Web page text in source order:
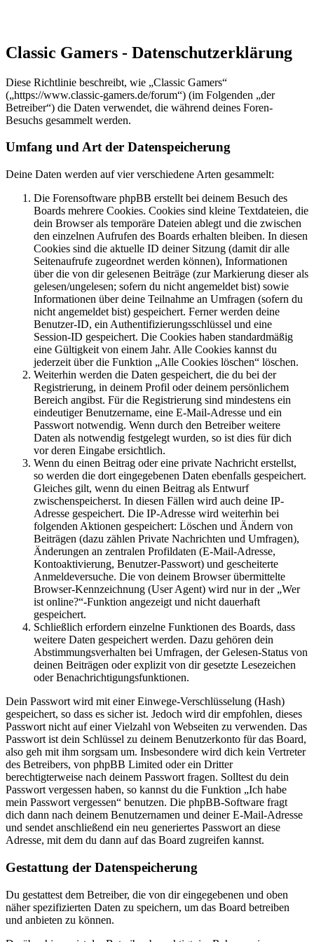
Classic Gamers - Datenschutzerklärung
Diese Richtlinie beschreibt, wie „Classic Gamers“
(„https://www.classic-gamers.de/forum“) (im Folgenden „der
Betreiber“) die Daten verwendet, die während deines Foren-
Besuchs gesammelt werden.
Umfang und Art der Datenspeicherung
Deine Daten werden auf vier verschiedene Arten gesammelt:
Die Forensoftware phpBB erstellt bei deinem Besuch des
Boards mehrere Cookies. Cookies sind kleine Textdateien, die
dein Browser als temporäre Dateien ablegt und die zwischen
den einzelnen Aufrufen des Boards erhalten bleiben. In diesen
Cookies sind die aktuelle ID deiner Sitzung (damit dir alle
Seitenaufrufe zugeordnet werden können), Informationen
über die von dir gelesenen Beiträge (zur Markierung dieser als
gelesen/ungelesen; sofern du nicht angemeldet bist) sowie
Informationen über deine Teilnahme an Umfragen (sofern du
nicht angemeldet bist) gespeichert. Ferner werden deine
Benutzer-ID, ein Authentifizierungsschlüssel und eine
Session-ID gespeichert. Die Cookies haben standardmäßig
eine Gültigkeit von einem Jahr. Alle Cookies kannst du
jederzeit über die Funktion „Alle Cookies löschen“ löschen.
Weiterhin werden die Daten gespeichert, die du bei der
Registrierung, in deinem Profil oder deinem persönlichem
Bereich angibst. Für die Registrierung sind mindestens ein
eindeutiger Benutzername, eine E-Mail-Adresse und ein
Passwort notwendig. Wenn durch den Betreiber weitere
Daten als notwendig festgelegt wurden, so ist dies für dich
vor deren Eingabe ersichtlich.
Wenn du einen Beitrag oder eine private Nachricht erstellst,
so werden die dort eingegebenen Daten ebenfalls gespeichert.
Gleiches gilt, wenn du einen Beitrag als Entwurf
zwischenspeicherst. In diesen Fällen wird auch deine IP-
Adresse gespeichert. Die IP-Adresse wird weiterhin bei
folgenden Aktionen gespeichert: Löschen und Ändern von
Beiträgen (dazu zählen Private Nachrichten und Umfragen),
Änderungen an zentralen Profildaten (E-Mail-Adresse,
Kontoaktivierung, Benutzer-Passwort) und gescheiterte
Anmeldeversuche. Die von deinem Browser übermittelte
Browser-Kennzeichnung (User Agent) wird nur in der „Wer
ist online?“-Funktion angezeigt und nicht dauerhaft
gespeichert.
Schließlich erfordern einzelne Funktionen des Boards, dass
weitere Daten gespeichert werden. Dazu gehören dein
Abstimmungsverhalten bei Umfragen, der Gelesen-Status von
deinen Beiträgen oder explizit von dir gesetzte Lesezeichen
oder Benachrichtigungsfunktionen.
Dein Passwort wird mit einer Einwege-Verschlüsselung (Hash)
gespeichert, so dass es sicher ist. Jedoch wird dir empfohlen, dieses
Passwort nicht auf einer Vielzahl von Webseiten zu verwenden. Das
Passwort ist dein Schlüssel zu deinem Benutzerkonto für das Board,
also geh mit ihm sorgsam um. Insbesondere wird dich kein Vertreter
des Betreibers, von phpBB Limited oder ein Dritter
berechtigterweise nach deinem Passwort fragen. Solltest du dein
Passwort vergessen haben, so kannst du die Funktion „Ich habe
mein Passwort vergessen“ benutzen. Die phpBB-Software fragt
dich dann nach deinem Benutzernamen und deiner E-Mail-Adresse
und sendet anschließend ein neu generiertes Passwort an diese
Adresse, mit dem du dann auf das Board zugreifen kannst.
Gestattung der Datenspeicherung
Du gestattest dem Betreiber, die von dir eingegebenen und oben
näher spezifizierten Daten zu speichern, um das Board betreiben
und anbieten zu können.